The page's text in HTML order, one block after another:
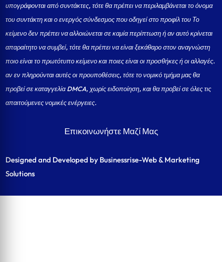
υπογράφονται από συντάκτες, τότε θα πρέπει να περιλαμβάνεται το όνομα
του συντάκτη και ο ενεργός σύνδεσμος που οδηγεί στο προφίλ του Το
κείμενο δεν πρέπει να αλλοιώνεται σε καμία περίπτωση ή αν αυτό κρίνεται
απαραίτητο να συμβεί, τότε θα πρέπει να είναι ξεκάθαρο στον αναγνώστη
ποιο είναι το πρωτότυπο κείμενο και ποιες είναι οι προσθήκες ή οι αλλαγές.
αν εν πληρούνται αυτές οι προυποθέσεις, τότε το νομικό τμήμα μας θα
προβεί σε καταγγελία DMCA, χωρίς ειδοποίηση, και θα προβεί σε όλες τις
απαιτούμενες νομικές ενέργειες.
Επικοινωνήστε Μαζί Μας
Designed and Developed by Businessrise-Web & Marketing
Solutions